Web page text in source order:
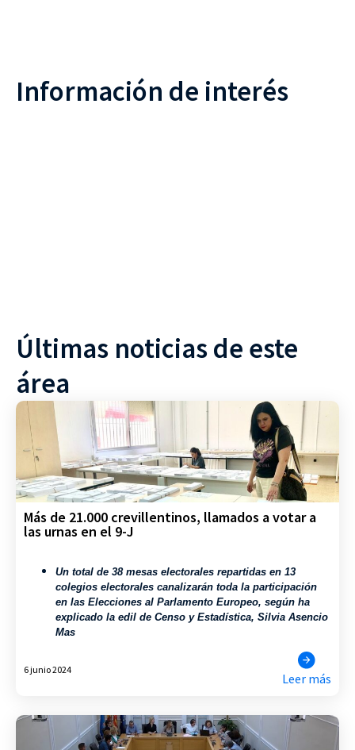
Información de interés
Últimas noticias de este
área
Más de 21.000 crevillentinos, llamados a votar a
las urnas en el 9-J
Un total de 38 mesas electorales repartidas en 13
colegios electorales canalizarán toda la participación
en las Elecciones al Parlamento Europeo, según ha
explicado la edil de Censo y Estadística, Silvia Asencio
Mas
6 junio 2024
Leer más